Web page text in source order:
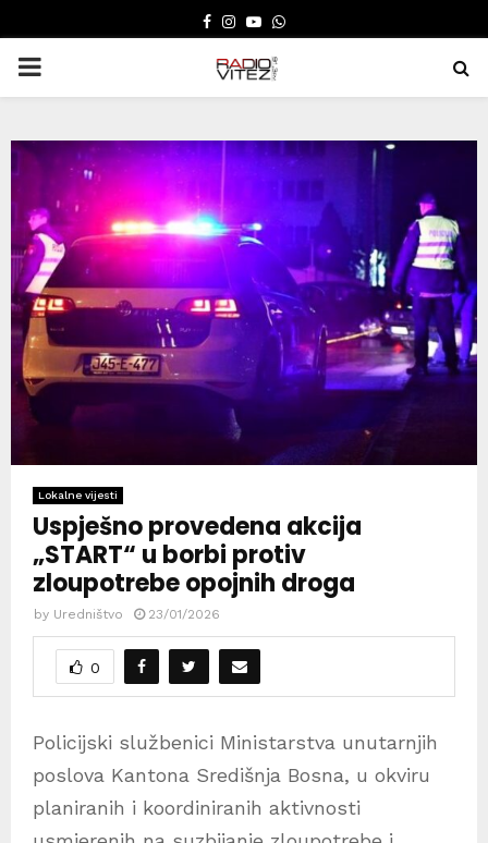
FACEBOOK
INSTAGRAM
YOUTUBE
WHATSAPP
PRIMARY
Lokalne vijesti
Uspješno provedena akcija
„START“ u borbi protiv
zloupotrebe opojnih droga
by Uredništvo 23/01/2026
0
Policijski službenici Ministarstva unutarnjih
poslova Kantona Središnja Bosna, u okviru
planiranih i koordiniranih aktivnosti